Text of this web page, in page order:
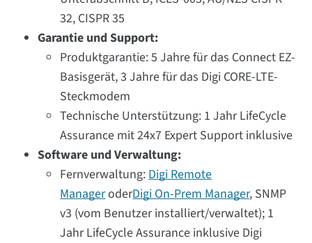
32, CISPR 35
Garantie und Support:
Produktgarantie: 5 Jahre für das Connect EZ-
Basisgerät, 3 Jahre für das Digi CORE-LTE-
Steckmodem
Technische Unterstützung: 1 Jahr LifeCycle
Assurance mit 24x7 Expert Support inklusive
Software und Verwaltung:
Fernverwaltung:Digi Remote
ManageroderDigi On-Prem Manager, SNMP
v3 (vom Benutzer installiert/verwaltet); 1
Jahr LifeCycle Assurance inklusive Digi